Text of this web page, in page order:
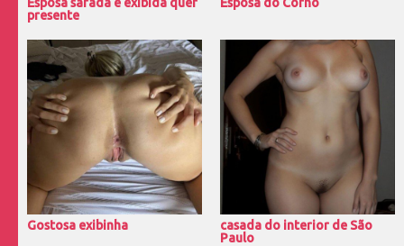
presente
Gostosa exibinha
casada do interior de São
Paulo